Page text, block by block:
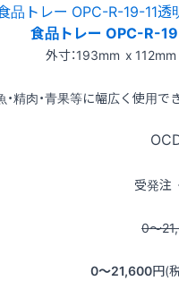
食品トレー OPC-R-
外寸：193mm x
・精肉・青果等に幅広く使用
受発注
0〜
0〜21,600円(